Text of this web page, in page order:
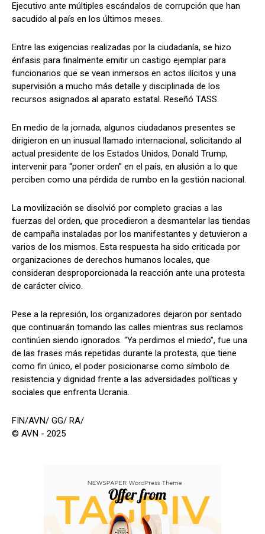
Ejecutivo ante múltiples escándalos de corrupción que han
sacudido al país en los últimos meses.
Entre las exigencias realizadas por la ciudadanía, se hizo
énfasis para finalmente emitir un castigo ejemplar para
funcionarios que se vean inmersos en actos ilícitos y una
supervisión a mucho más detalle y disciplinada de los
recursos asignados al aparato estatal. Reseñó TASS.
En medio de la jornada, algunos ciudadanos presentes se
dirigieron en un inusual llamado internacional, solicitando al
actual presidente de los Estados Unidos, Donald Trump,
intervenir para “poner orden” en el país, en alusión a lo que
perciben como una pérdida de rumbo en la gestión nacional.
La movilización se disolvió por completo gracias a las
fuerzas del orden, que procedieron a desmantelar las tiendas
de campaña instaladas por los manifestantes y detuvieron a
varios de los mismos. Esta respuesta ha sido criticada por
organizaciones de derechos humanos locales, que
consideran desproporcionada la reacción ante una protesta
de carácter cívico.
Pese a la represión, los organizadores dejaron por sentado
que continuarán tomando las calles mientras sus reclamos
continúen siendo ignorados. “Ya perdimos el miedo”, fue una
de las frases más repetidas durante la protesta, que tiene
como fin único, el poder posicionarse como símbolo de
resistencia y dignidad frente a las adversidades políticas y
sociales que enfrenta Ucrania.
FIN/AVN/ GG/ RA/
© AVN - 2025